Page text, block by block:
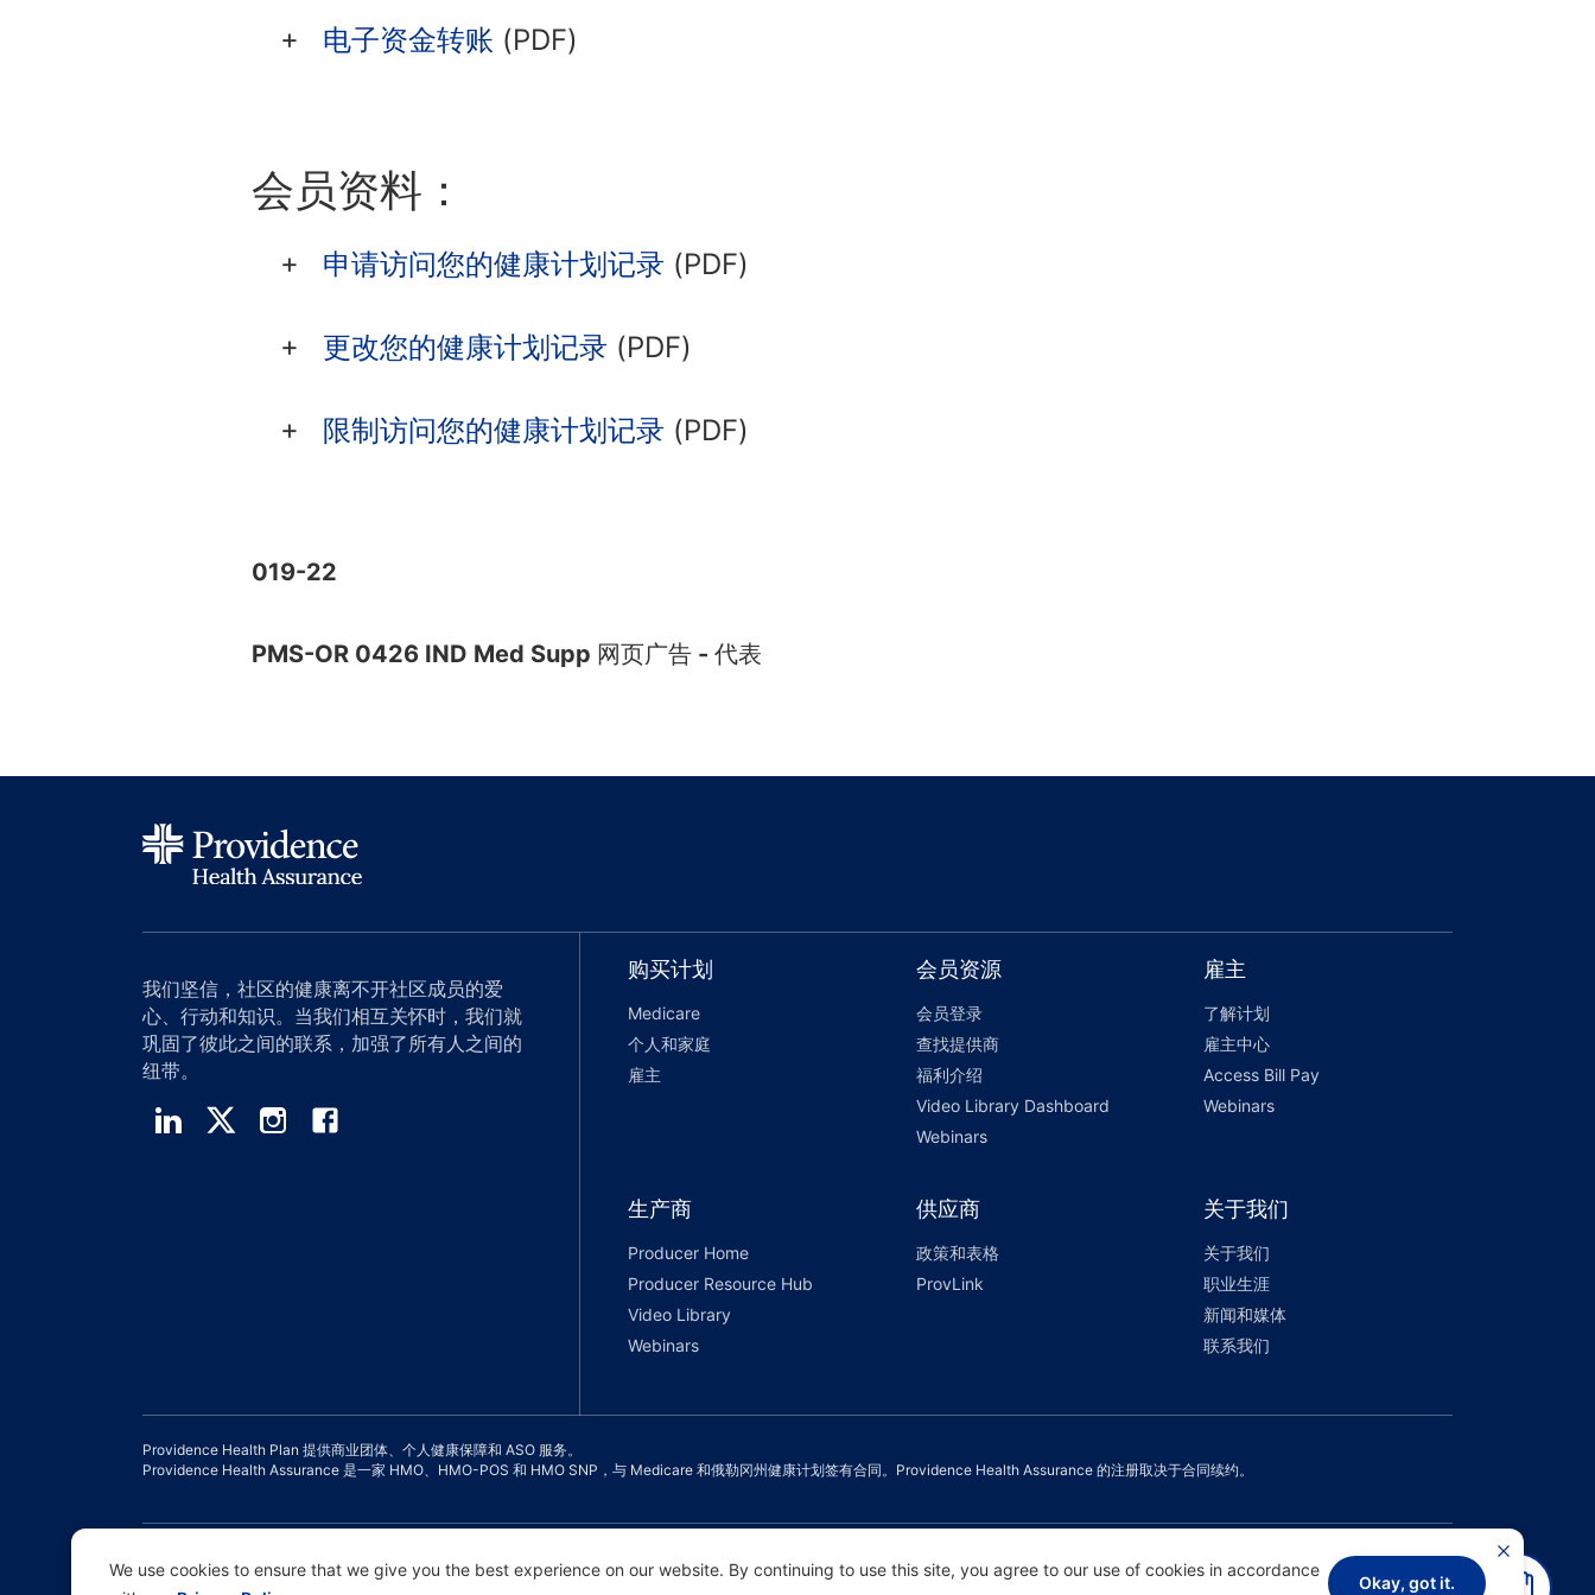
需要帮助？
电子资金转账 (PDF)
会员资料：
申请访问您的健康计划记录 (PDF)
更改您的健康计划记录 (PDF)
限制访问您的健康计划记录 (PDF)
019-22
PMS-OR 0426 IND Med Supp 网页广告 - 代表
我们坚信，社区的健康离不开社区成员的爱
心、行动和知识。当我们相互关怀时，我们就
巩固了彼此之间的联系，加强了所有人之间的
纽带。
购买计划
Medicare
个人和家庭
雇主
会员资源
会员登录
查找提供商
福利介绍
Video Library Dashboard
Webinars
雇主
了解计划
雇主中心
Access Bill Pay
Webinars
生产商
Producer Home
Producer Resource Hub
Video Library
Webinars
供应商
政策和表格
ProvLink
关于我们
关于我们
职业生涯
新闻和媒体
联系我们
Providence Health Plan 提供商业团体、个人健康保障和 ASO 服务。
Providence Health Assurance 是一家 HMO、HMO-POS 和 HMO SNP，与 Medicare 和俄勒冈州健康计划签有合同。Providence Health Assurance 的注册取决于合同续约。
免责声明 |非歧视和沟通协助 |隐私政策声明 |使用条款和隐私政策
We use cookies to ensure that we give you the best experience on our website. By continuing to use this site, you agree to our use of cookies in accordance
Okay, got it.